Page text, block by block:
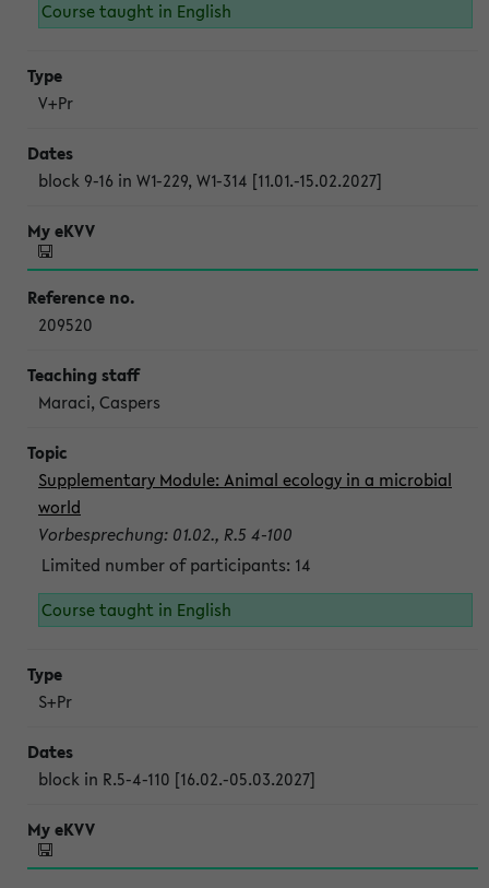
Course taught in English
V+Pr
block 9-16 in W1-229, W1-314 [11.01.-15.02.2027]
209520
Maraci, Caspers
Supplementary Module: Animal ecology in a microbial
world
Vorbesprechung: 01.02., R.5 4-100
Limited number of participants: 14
Course taught in English
S+Pr
block in R.5-4-110 [16.02.-05.03.2027]